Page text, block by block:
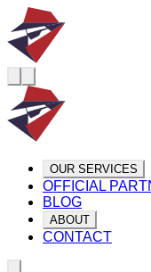
OUR SERVICES
OFFICIAL
BLOG
ABOUT
CONTACT